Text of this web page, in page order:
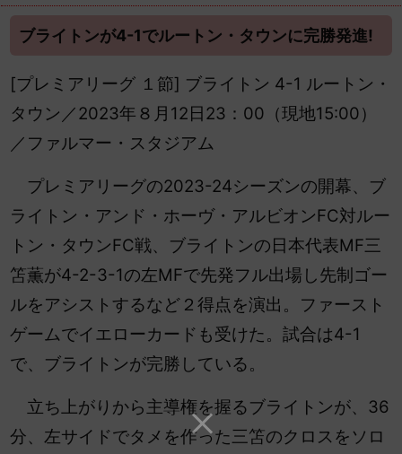
ブライトンが4-1でルートン・タウンに完勝発進!
[プレミアリーグ １節] ブライトン 4-1 ルートン・
タウン／2023年８月12日23：00（現地15:00）
／ファルマー・スタジアム
プレミアリーグの2023-24シーズンの開幕、ブ
ライトン・アンド・ホーヴ・アルビオンFC対ルー
トン・タウンFC戦、ブライトンの日本代表MF三
笘薫が4-2-3-1の左MFで先発フル出場し先制ゴー
ルをアシストするなど２得点を演出。ファースト
ゲームでイエローカードも受けた。試合は4-1
で、ブライトンが完勝している。
立ち上がりから主導権を握るブライトンが、36
分、左サイドでタメを作った三笘のクロスをソロ